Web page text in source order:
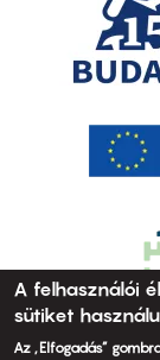
A felhasználói
sütiket
Az „Elfogadás”